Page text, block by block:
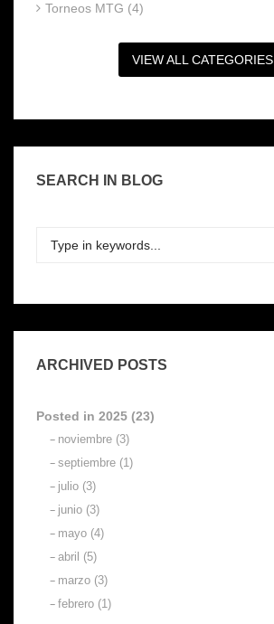
Torneos MTG (4)
VIEW ALL CATEGORIES
SEARCH IN BLOG
ARCHIVED POSTS
Posted in 2025 (23)
noviembre (3)
septiembre (1)
julio (3)
junio (3)
mayo (4)
abril (5)
marzo (3)
febrero (1)